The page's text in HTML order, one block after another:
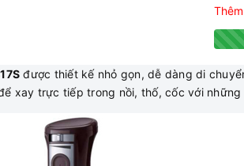
được thiết kế nhỏ gọn, dễ dàng di
xay trực tiếp trong nồi, thố, cốc với